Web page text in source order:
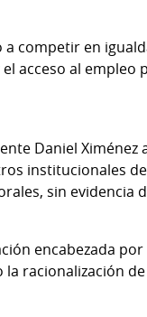
competir en
acceso al
Daniel
institucionales
sin evidencia
encabezada
racionalización